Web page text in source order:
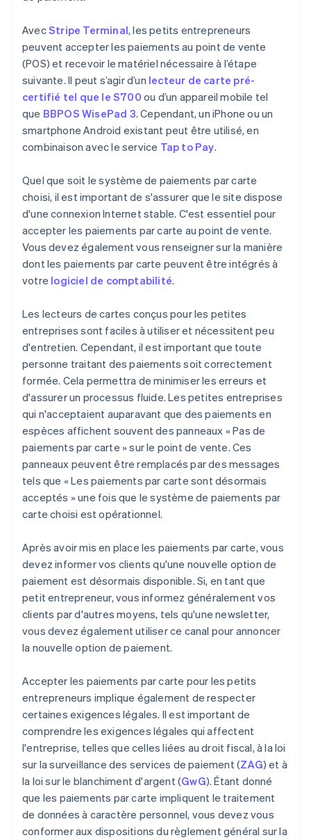
AvecStripe Terminal, les petits entrepreneurs
peuvent accepter les paiements au point de vente
(POS) et recevoir le matériel nécessaire à l’étape
suivante. Il peut s’agir d’un lecteur de carte pré-
certifié tel que le S700 ou d’un appareil mobile tel
que BBPOS WisePad 3. Cependant, un iPhone ou un
smartphone Android existant peut être utilisé, en
combinaison avec le service Tap to Pay.
Quel que soit le système de paiements par carte
choisi, il est important de s'assurer que le site dispose
d'une connexion Internet stable. C'est essentiel pour
accepter les paiements par carte au point de vente.
Vous devez également vous renseigner sur la manière
dont les paiements par carte peuvent être intégrés à
votre logiciel de comptabilité.
Les lecteurs de cartes conçus pour les petites
entreprises sont faciles à utiliser et nécessitent peu
d'entretien. Cependant, il est important que toute
personne traitant des paiements soit correctement
formée. Cela permettra de minimiser les erreurs et
d'assurer un processus fluide. Les petites entreprises
qui n'acceptaient auparavant que des paiements en
espèces affichent souvent des panneaux « Pas de
paiements par carte » sur le point de vente. Ces
panneaux peuvent être remplacés par des messages
tels que « Les paiements par carte sont désormais
acceptés » une fois que le système de paiements par
carte choisi est opérationnel.
Après avoir mis en place les paiements par carte, vous
devez informer vos clients qu'une nouvelle option de
paiement est désormais disponible. Si, en tant que
petit entrepreneur, vous informez généralement vos
clients par d'autres moyens, tels qu'une newsletter,
vous devez également utiliser ce canal pour annoncer
la nouvelle option de paiement.
Accepter les paiements par carte pour les petits
entrepreneurs implique également de respecter
certaines exigences légales. Il est important de
comprendre les exigences légales qui affectent
l'entreprise, telles que celles liées au droit fiscal, à la loi
sur la surveillance des services de paiement (ZAG) et à
la loi sur le blanchiment d'argent (GwG). Étant donné
que les paiements par carte impliquent le traitement
de données à caractère personnel, vous devez vous
conformer aux dispositions du règlement général sur la